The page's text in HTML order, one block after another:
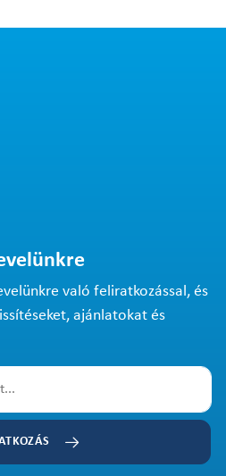
való feliratkozással, és
ajánlatokat és